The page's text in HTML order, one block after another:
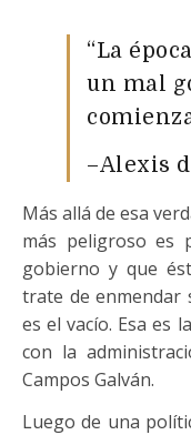
“La
un mal
–Alexis
Más allá de esa
más peligroso es
gobierno y que
trate de enmendar
es el vacío. Esa es
con la
Campos Galván.
Luego de una